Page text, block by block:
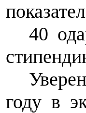
40
году в